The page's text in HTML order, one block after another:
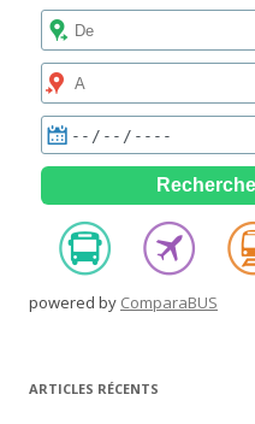
powered by ComparaBUS
ARTICLES RÉCENTS